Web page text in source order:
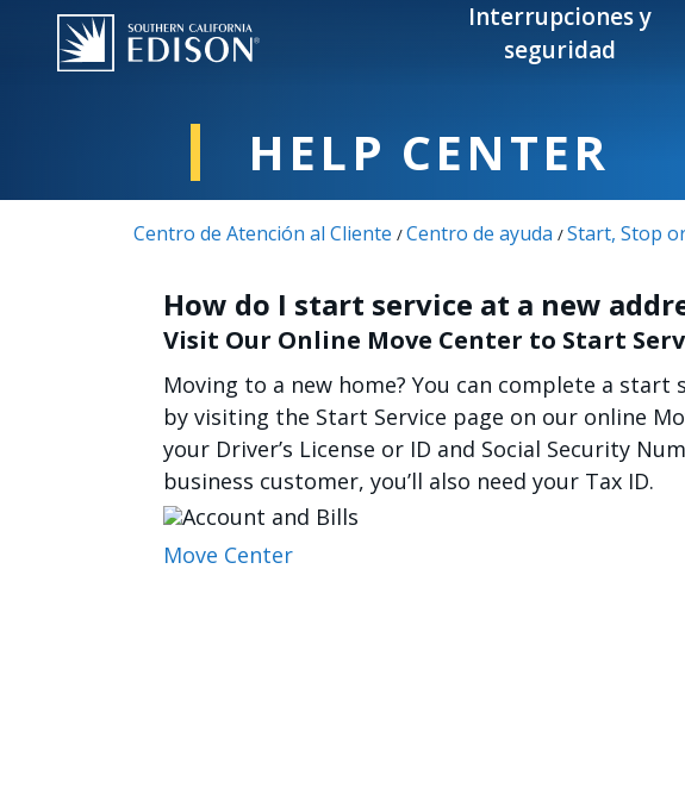
Pasar al contenido principal
Interrupciones y
seguridad
HELP CENTER
Centro de Atención al Cliente /Centro de ayuda /Start, Stop
How do I start service at a new
Visit Our Online Move Center to Start
Moving to a new home? You can complete a start
by visiting the Start Service page on our online
your Driver’s License or ID and Social Security
business customer, you’ll also need your Tax ID.
Imagen
Move Center